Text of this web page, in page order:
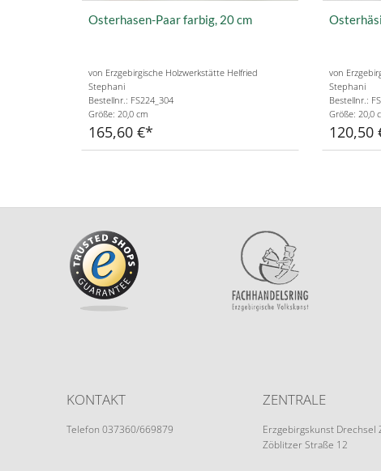
Osterhasen-Paar farbig, 20 cm
von Erzgebirgische Holzwerkstätte Helfried
Stephani
Bestellnr.: FS224_304
Größe: 20,0 cm
165,60 €
von
Stephani
Bestellnr.:
Größe: 20,0
120,50
KONTAKT
Telefon 037360/669879
ZENTRALE
Erzgebirgskunst Drechsel
Zöblitzer Straße 12